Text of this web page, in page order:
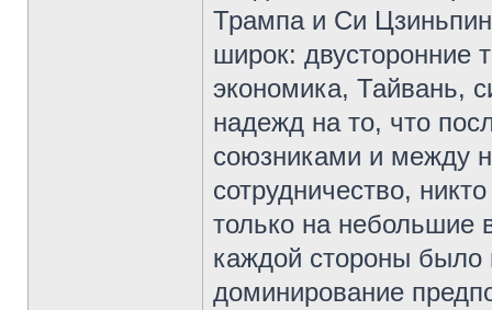
Трампа и Си
широк: двусторонние
экономика, Тайвань,
надежд на то, что
союзниками и между
сотрудничество,
только на небольшие
каждой стороны было
доминирование